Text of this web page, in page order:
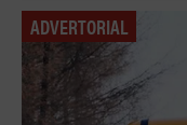
ADVERTORIAL